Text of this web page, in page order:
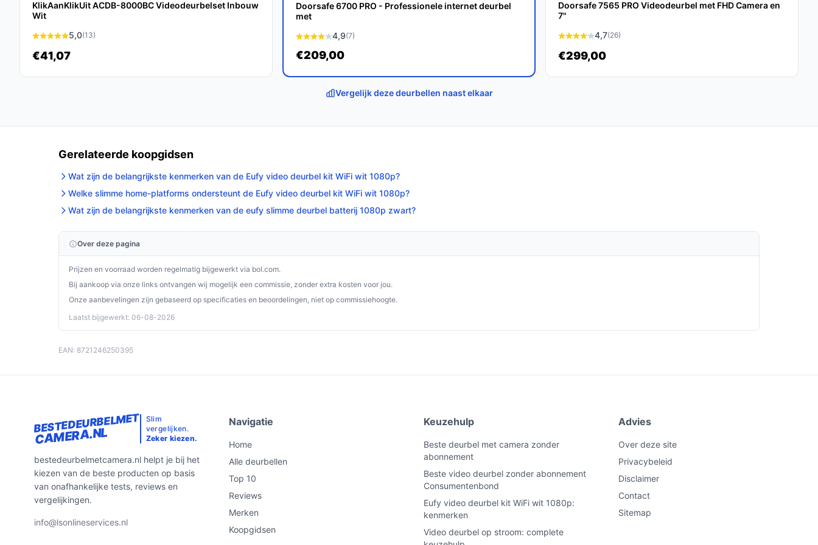
gebruiksvriendelijke oplossing voor woningbeveiliging. Met hun geavanceerde functies en
praktische voordelen, zijn ze een uitstekende keuze voor iedereen die zijn huis veilig wil
Ontdek alle specificaties en vergelijk prijzen op bestedeurbelmetcamera.nl. Kies bewust wat
KlikAanKlikUit ACDB-8000BC Videodeurbelset Inbouw
Wit
5,0(13)
€41,07
Doorsafe 6700 PRO - Professionele internet deurbel
met
4,9(7)
€209,00
Doorsafe 7565 PRO Videodeurbel met FHD Camera en
7"
4,7(26)
€299,00
Vergelijk deze deurbellen naast elkaar
Gerelateerde koopgidsen
Wat zijn de belangrijkste kenmerken van de Eufy video deurbel kit WiFi wit 1080p?
Welke slimme home-platforms ondersteunt de Eufy video deurbel kit WiFi wit 1080p?
Wat zijn de belangrijkste kenmerken van de eufy slimme deurbel batterij 1080p zwart?
Over deze pagina
Prijzen en voorraad worden regelmatig bijgewerkt via bol.com.
Bij aankoop via onze links ontvangen wij mogelijk een commissie, zonder extra kosten voor jou.
Onze aanbevelingen zijn gebaseerd op specificaties en beoordelingen, niet op commissiehoogte.
Laatst bijgewerkt: 06-08-2026
EAN: 8721246250395
BESTEDEURBELMET
CAMERA.NL
Slim
vergelijken.
Zeker kiezen.
bestedeurbelmetcamera.nl helpt je bij het
kiezen van de beste producten op basis
van onafhankelijke tests, reviews en
vergelijkingen.
info@lsonlineservices.nl
Navigatie
Home
Alle deurbellen
Top 10
Reviews
Merken
Koopgidsen
Keuzehulp
Beste deurbel met camera zonder
abonnement
Beste video deurbel zonder abonnement
Consumentenbond
Eufy video deurbel kit WiFi wit 1080p:
kenmerken
Video deurbel op stroom: complete
Advies
Over deze site
Privacybeleid
Disclaimer
Contact
Sitemap